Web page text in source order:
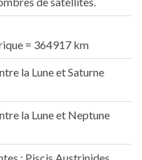
= 364917 km
la Lune et Saturne
la Lune et Neptune